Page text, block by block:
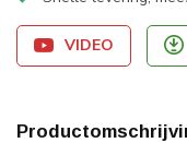
VIDEO